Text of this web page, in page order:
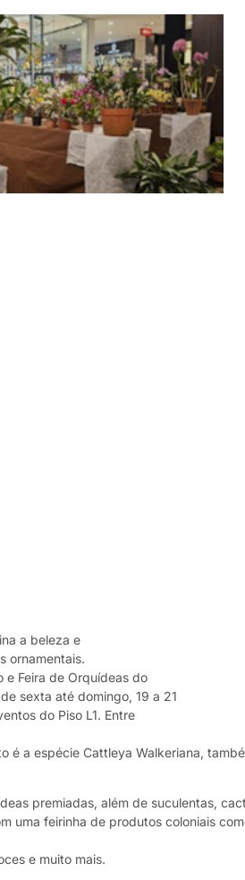
a beleza e
ornamentais.
e Feira de Orquídeas do
sexta até domingo, 19 a 21
do Piso L1. Entre
é a espécie Cattleya Walkeriana,
premiadas, além de suculentas,
uma feirinha de produtos coloniais
e muito mais.